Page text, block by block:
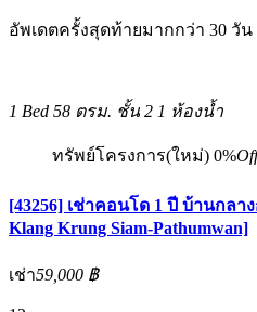
อัพเดตครั้งสุดท้ายมากกว่า 30 วัน
1 Bed 58 ตรม. ชั้น 2 1 ห้องน้ำ
ทรัพย์โครงการ(ใหม่) 0%Off
[43256] เช่าคอนโด 1 ปี บ้านกลา
Klang Krung Siam-Pathumwan]
เช่า59,000 ฿